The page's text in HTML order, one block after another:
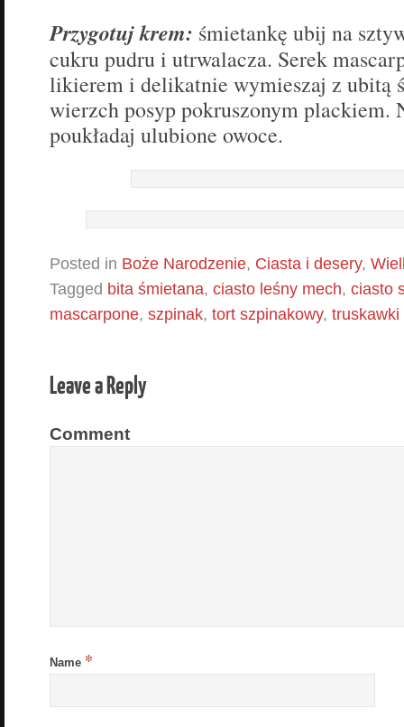
Przygotuj krem: śmietankę ubij na
cukru pudru i utrwalacza. Serek
likierem i delikatnie wymieszaj z ubitą
wierzch posyp pokruszonym plackiem.
poukładaj ulubione owoce.
Posted in Boże Narodzenie, Ciasta i desery,
Tagged bita śmietana, ciasto leśny mech, ciasto
mascarpone, szpinak, tort szpinakowy, truskawki
Leave a Reply
Comment
Name *